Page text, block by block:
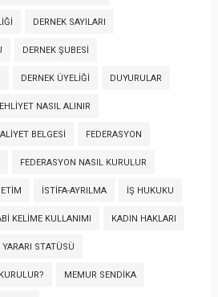
DERNEK SAYILARI
DERNEK ŞUBESI
DERNEK ÜYELIĞI DUYURULAR
EHLIYET NASIL ALINIR
BELGESI FEDERASYON
FEDERASYON NASIL KURULUR
İSTIFA-AYRILMA İŞ HUKUKU
KELIME KULLANIMI KADIN HAKLARI
STATÜSÜ
MEMUR SENDIKA